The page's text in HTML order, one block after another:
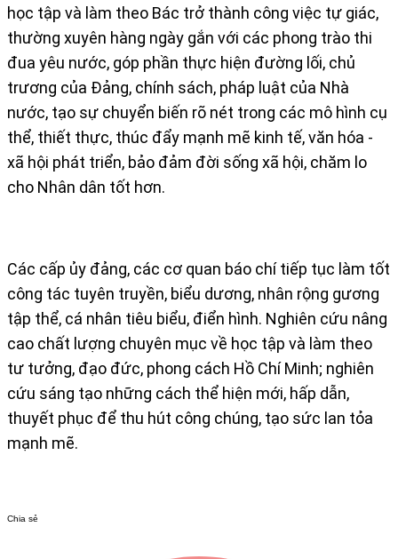
học tập và làm theo Bác trở thành công việc tự giác,
thường xuyên hàng ngày gắn với các phong trào thi
đua yêu nước, góp phần thực hiện đường lối, chủ
trương của Đảng, chính sách, pháp luật của Nhà
nước, tạo sự chuyển biến rõ nét trong các mô hình cụ
thể, thiết thực, thúc đẩy mạnh mẽ kinh tế, văn hóa -
xã hội phát triển, bảo đảm đời sống xã hội, chăm lo
cho Nhân dân tốt hơn.
Các cấp ủy đảng, các cơ quan báo chí tiếp tục làm tốt
công tác tuyên truyền, biểu dương, nhân rộng gương
tập thể, cá nhân tiêu biểu, điển hình. Nghiên cứu nâng
cao chất lượng chuyên mục về học tập và làm theo
tư tưởng, đạo đức, phong cách Hồ Chí Minh; nghiên
cứu sáng tạo những cách thể hiện mới, hấp dẫn,
thuyết phục để thu hút công chúng, tạo sức lan tỏa
mạnh mẽ.
Chia sẻ